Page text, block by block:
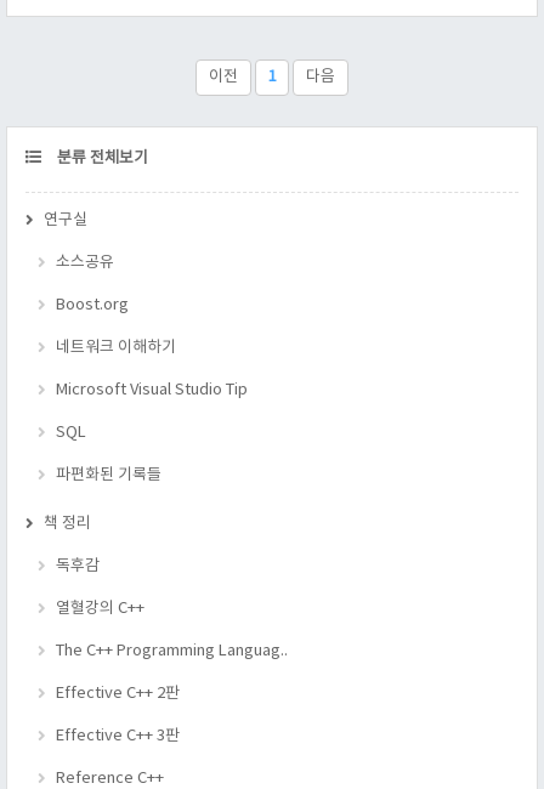
는 문제입니다. 호주식 투표 제도는 다음과 같은 알고리즘에 따
겨 투표를 합니다. 이때 1순위 후보자만을 집계하여, 과반수 이상
표를 얻은 사람이 있다면, 당선을 시킵니다. 만약 당선자가 없다
면..
이전 1 다음
CATEGORY
분류 전체보기
연구실
소스공유
Boost.org
네트워크 이해하기
Microsoft Visual Studio Tip
SQL
파편화된 기록들
책 정리
독후감
열혈강의 C++
The C++ Programming Languag..
Effective C++ 2판
Effective C++ 3판
Reference C++